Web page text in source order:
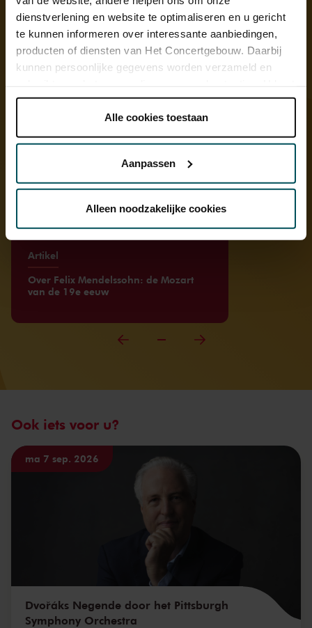
dienstverlening en website te optimaliseren en u gericht
te kunnen informeren over interessante aanbiedingen,
producten of diensten van Het Concertgebouw. Daarbij
kunnen persoonlijke gegevens worden verzameld en
onder 'aanpassen' zelf welke cookies wij mogen
Lees onze cookieverklaring hier. Lees onze
Via decookieverklaringop onze website kunt u uw
We werken samen met
Alle cookies toestaan
Aanpassen
Alleen noodzakelijke cookies
Artikel
Over Felix Mendelssohn: de Mozart
van de 19e eeuw
Ook iets voor u?
ma 7 sep. 2026
Dvořáks Negende door het Pittsburgh
Symphony Orchestra